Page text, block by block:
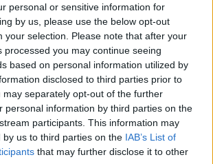
personal or sensitive information for
by us, please use the below opt-out
your selection. Please note that after your
processed you may continue seeing
based on personal information utilized by
disclosed to third parties prior to
may separately opt-out of the further
personal information by third parties on the
participants. This information may
by us to third parties on the IAB’s List of
that may further disclose it to other
Italia Srl risulta beneficiaria di 2 aiuti o
per un totale di 95 euro (2022–2022).
nazionale sugli aiuti di Stato –
- 61 del DL Rilancio come modificato
SOMMACAMPAGNA